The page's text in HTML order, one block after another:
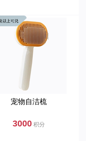
宠物自洁梳
3000积分